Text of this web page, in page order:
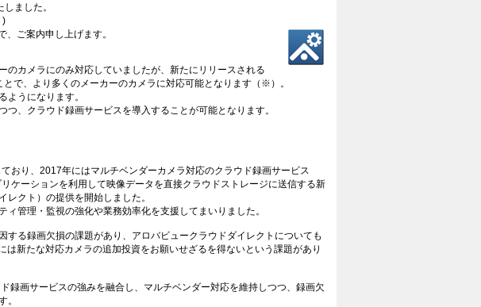
ました。
)
、ご案内申し上げます。
のカメラにのみ対応していましたが、新たにリリースされる
で、より多くのメーカーのカメラに対応可能となります（※）。
ようになります。
、クラウド録画サービスを導入することが可能となります。
おり、2017年にはマルチベンダーカメラ対応のクラウド録画サービス
ケーションを利用して映像データを直接クラウドストレージに送信する新
クト）の提供を開始しました。
管理・監視の強化や業務効率化を支援してまいりました。
する録画欠損の課題があり、アロバビュークラウドダイレクトについても
新たな対応カメラの追加投資をお願いせざるを得ないという課題があり
録画サービスの強みを融合し、マルチベンダー対応を維持しつつ、録画欠
。